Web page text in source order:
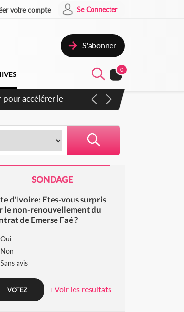
votre compte Se Connecter
S'abonner
0
pour accélérer le
SONDAGE
d'Ivoire: Etes-vous surpris
le non-renouvellement du
de Emerse Faé ?
Oui
Non
Sans avis
+ Voir les resultats